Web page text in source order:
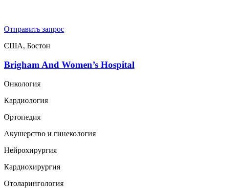
Отправить запрос
США, Бостон
Brigham And Women’s Hospital
Онкология
Кардиология
Ортопедия
Акушерство и гинекология
Нейрохирургия
Кардиохирургия
Отоларингология